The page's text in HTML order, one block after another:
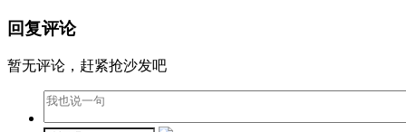
回复评论
暂无评论，赶紧抢沙发吧